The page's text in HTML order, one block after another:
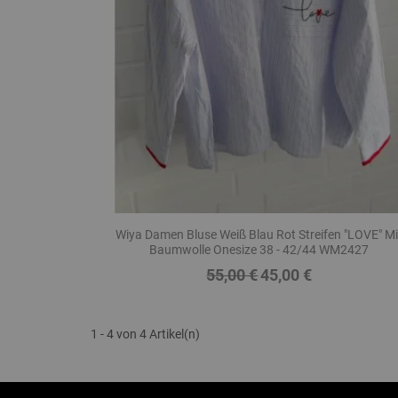
Wiya Damen Bluse Weiß Blau Rot Streifen "LOVE"
Baumwolle Onesize 38 - 42/44 WM2427
Regulärer
55,00 €Preis
45,00 €
1 - 4 von 4 Artikel(n)